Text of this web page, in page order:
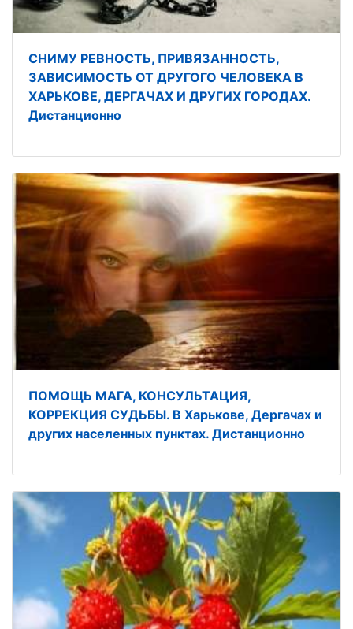
СНИМУ РЕВНОСТЬ, ПРИВЯЗАННОСТЬ,
ЗАВИСИМОСТЬ ОТ ДРУГОГО ЧЕЛОВЕКА В
ХАРЬКОВЕ, ДЕРГАЧАХ И ДРУГИХ ГОРОДАХ.
Дистанционно
ПОМОЩЬ МАГА, КОНСУЛЬТАЦИЯ,
КОРРЕКЦИЯ СУДЬБЫ. В Харькове, Дергачах и
других населенных пунктах. Дистанционно